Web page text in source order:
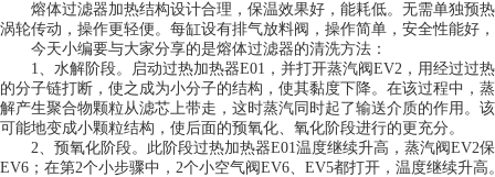
熔体过滤器加热结构设计合理，保温效果好，能耗低。无需单独预
涡轮传动，操作更轻便。每缸设有排气放料阀，操作简单，安全性能好
今天小编要与大家分享的是熔体过滤器的清洗方法：
1、水解阶段。启动过热加热器E01，并打开蒸汽阀EV2，用经过过
的分子链打断，使之成为小分子的结构，使其黏度下降。在该过程中，
解产生聚合物颗粒从滤芯上带走，这时蒸汽同时起了输送介质的作用。
可能地变成小颗粒结构，使后面的预氧化、氧化阶段进行的更充分。
2、预氧化阶段。此阶段过热加热器E01温度继续升高，蒸汽阀EV2
EV6；在第2个小步骤中，2个小空气阀EV6、EV5都打开，温度继续升